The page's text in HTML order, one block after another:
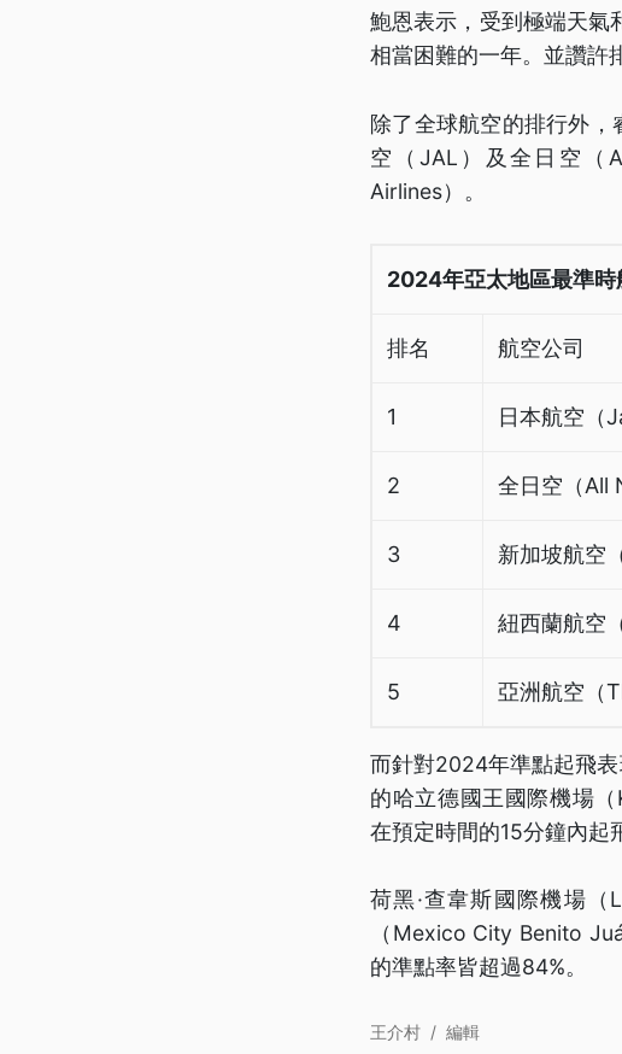
鮑恩表示，受到極端天氣
相當困難的一年。並讚許
除了全球航空的排行外
空（JAL）及全日空（
Airlines）。
2024年亞太地區最準時
排名 航空公司
1 日本航空（
2 全日空（All
3 新加坡航空
4 紐西蘭航空
5 亞洲航空（
而針對2024年準點起飛
的哈立德國王國際機場
在預定時間的15分鐘內起
荷黑·查韋斯國際機場
（Mexico City Benito
的準點率皆超過84%。
王介村 / 編輯